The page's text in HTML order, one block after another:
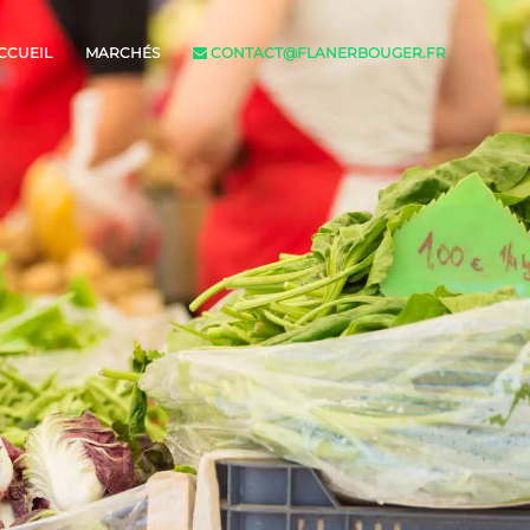
MARCHÉS CONTACT@FLANERBOUGER.FR